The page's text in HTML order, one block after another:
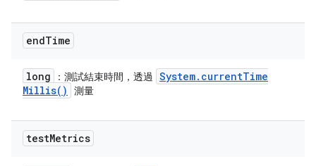
endTime
long ：測試結束時間，透過 System. currentTime
Millis( ) 測量
testMetrics